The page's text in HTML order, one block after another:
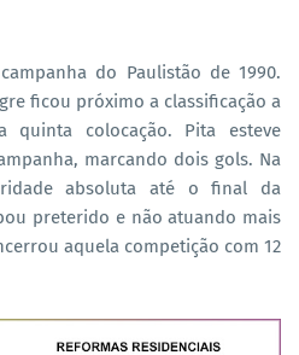
do Paulistão de 1990.
ficou próximo a classificação a
quinta colocação. Pita esteve
marcando dois gols. Na
absoluta até o final da
preterido e não atuando mais
aquela competição com 12